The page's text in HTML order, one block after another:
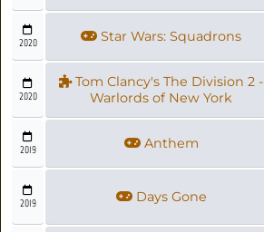
2020 Star Wars: Squadrons
2020
Tom Clancy's The Division 2 -
Warlords of New York
2019 Anthem
2019 Days Gone